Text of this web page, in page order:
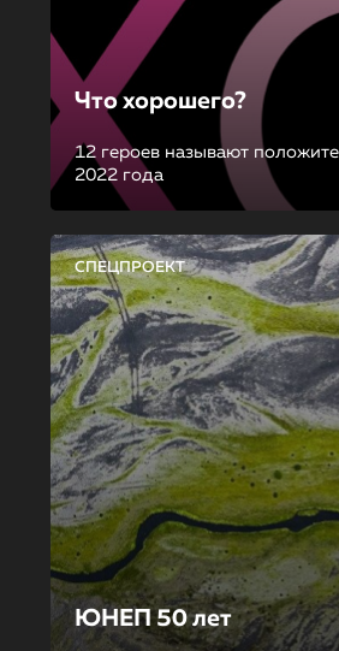
Что хорошего?
12 героев называют
2022 года
СПЕЦПРОЕКТ
ЮНЕП 50 лет